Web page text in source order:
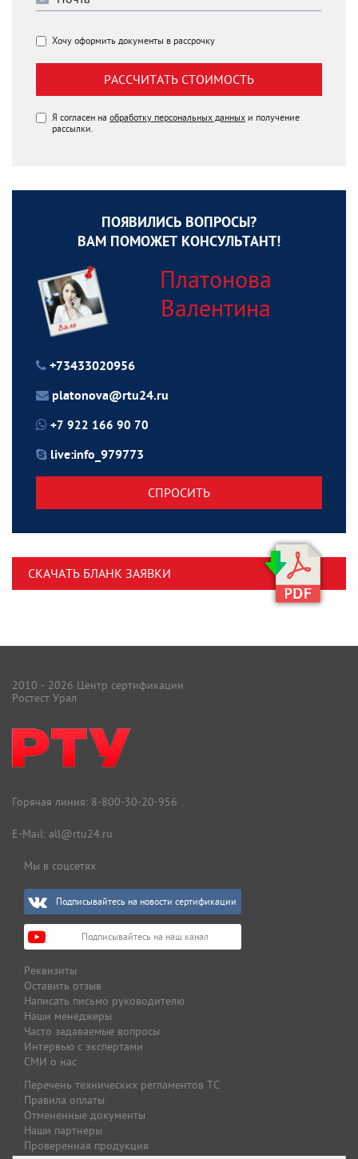
Хочу оформить документы в рассрочку
РАССЧИТАТЬ СТОИМОСТЬ
Я согласен на обработку персональных данных и получение
рассылки.
ПОЯВИЛИСЬ ВОПРОСЫ?
ВАМ ПОМОЖЕТ КОНСУЛЬТАНТ!
Платонова
Валентина
+73433020956
platonova@rtu24.ru
+7 922 166 90 70
live:info_979773
СПРОСИТЬ
СКАЧАТЬ БЛАНК ЗАЯВКИ
2010 - 2026 Центр сертификации
Ростест Урал
Горячая линия: 8-800-30-20-956
E-Mail: all@rtu24.ru
Мы в соцсетях
Подписывайтесь на новости сертификации
Подписывайтесь на наш канал
Реквизиты
Оставить отзыв
Написать письмо руководителю
Наши менеджеры
Часто задаваемые вопросы
Интервью с экспертами
СМИ о нас
Перечень технических регламентов ТС
Правила оплаты
Отмененные документы
Наши партнеры
Проверенная продукция